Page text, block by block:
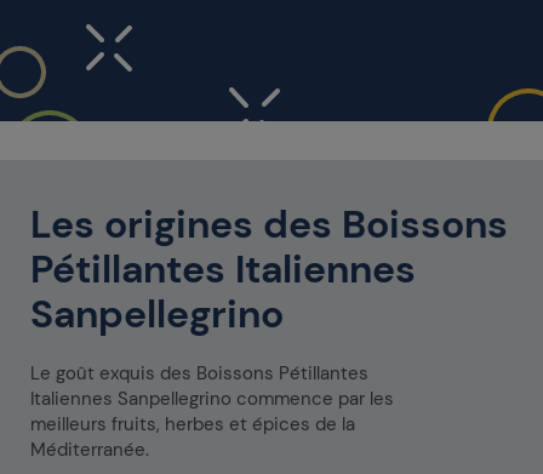
Les origines des Boissons
Pétillantes Italiennes
Sanpellegrino
Le goût exquis des Boissons Pétillantes
Italiennes Sanpellegrino commence par les
meilleurs fruits, herbes et épices de la
Méditerranée.